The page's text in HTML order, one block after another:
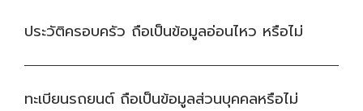
ประวัติครอบครัว ถือเป็นข้อมูลอ่อนไหว หรือไม่
ทะเบียนรถยนต์ ถือเป็นข้อมูลส่วนบุคคลหรือไม่